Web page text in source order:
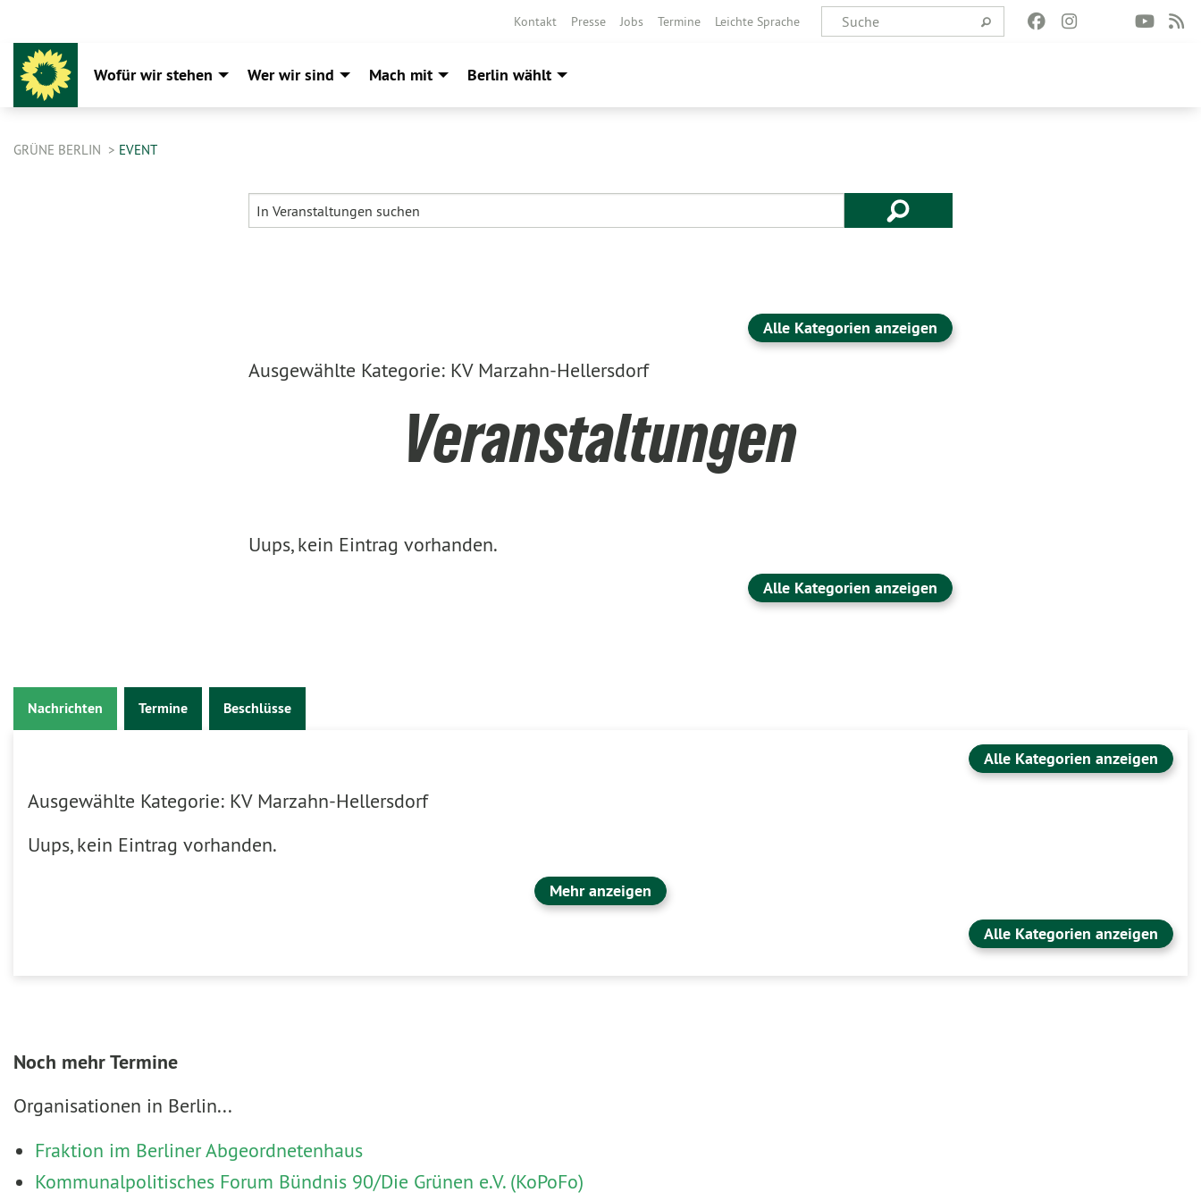
Kontakt Presse Jobs Termine Leichte Sprache
Wofür wir stehen Wer wir sind Mach mit Berlin wählt
GRÜNE BERLIN EVENT
Alle Kategorien anzeigen
Ausgewählte Kategorie: KV Marzahn-Hellersdorf
Veranstaltungen
Uups, kein Eintrag vorhanden.
Alle Kategorien anzeigen
Nachrichten Termine Beschlüsse
Alle Kategorien anzeigen
Ausgewählte Kategorie: KV Marzahn-Hellersdorf
Uups, kein Eintrag vorhanden.
Mehr anzeigen
Alle Kategorien anzeigen
Noch mehr Termine
Organisationen in Berlin...
Fraktion im Berliner Abgeordnetenhaus
Kommunalpolitisches Forum Bündnis 90/Die Grünen e.V. (KoPoFo)